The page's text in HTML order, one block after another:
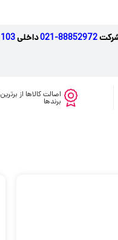
شرکت88852972-021 داخلی103
اصالت کالاها از برترین
برندها